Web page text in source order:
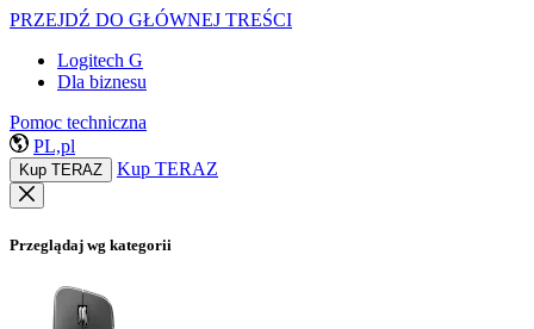
PRZEJDŹ DO GŁÓWNEJ TREŚCI
Logitech G
Dla biznesu
Pomoc techniczna
PL,pl
Kup TERAZ Kup TERAZ
Przeglądaj wg kategorii